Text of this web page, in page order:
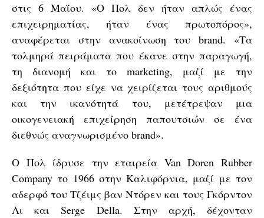
στις 6 Μαΐου. «Ο Πολ δεν ήταν απλώς ένας
επιχειρηματίας, ήταν ένας πρωτοπόρος»,
αναφέρεται στην ανακοίνωση του brand. «Tα
τολμηρά πειράματα που έκανε στην παραγωγή,
τη διανομή και το marketing, μαζί με την
δεξιότητα που είχε να χειρίζεται τους αριθμούς
και την ικανότητά του, μετέτρεψαν μια
οικογενειακή επιχείρηση παπουτσιών σε ένα
διεθνώς αναγνωρισμένο brand».
Ο Πολ ίδρυσε την εταιρεία Van Doren Rubber
Company το 1966 στην Καλιφόρνια, μαζί με τον
αδερφό του Τζέιμς βαν Ντόρεν και τους Γκόρντον
Λι και Serge Della. Στην αρχή, δέχονταν